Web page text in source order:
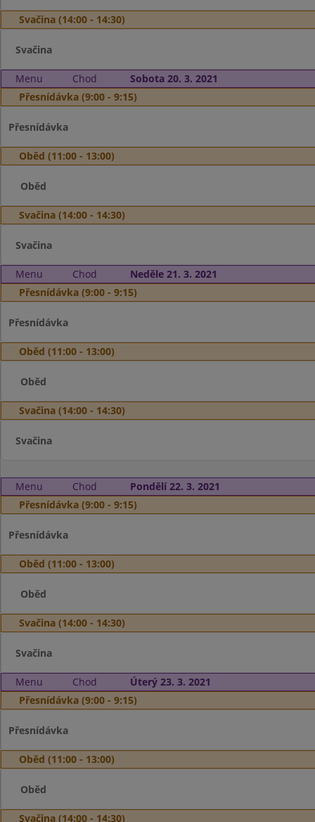
Svačina (14:00 - 14:30)
Svačina
Menu Chod
Sobota 20. 3. 2021
Přesnídávka (9:00 - 9:15)
Přesnídávka
Oběd (11:00 - 13:00)
Oběd
Svačina (14:00 - 14:30)
Svačina
Menu Chod
Neděle 21. 3. 2021
Přesnídávka (9:00 - 9:15)
Přesnídávka
Oběd (11:00 - 13:00)
Oběd
Svačina (14:00 - 14:30)
Svačina
Menu Chod
Pondělí 22. 3. 2021
Přesnídávka (9:00 - 9:15)
Přesnídávka
Oběd (11:00 - 13:00)
Oběd
Svačina (14:00 - 14:30)
Svačina
Menu Chod
Úterý 23. 3. 2021
Přesnídávka (9:00 - 9:15)
Přesnídávka
Oběd (11:00 - 13:00)
Oběd
Svačina (14:00 - 14:30)